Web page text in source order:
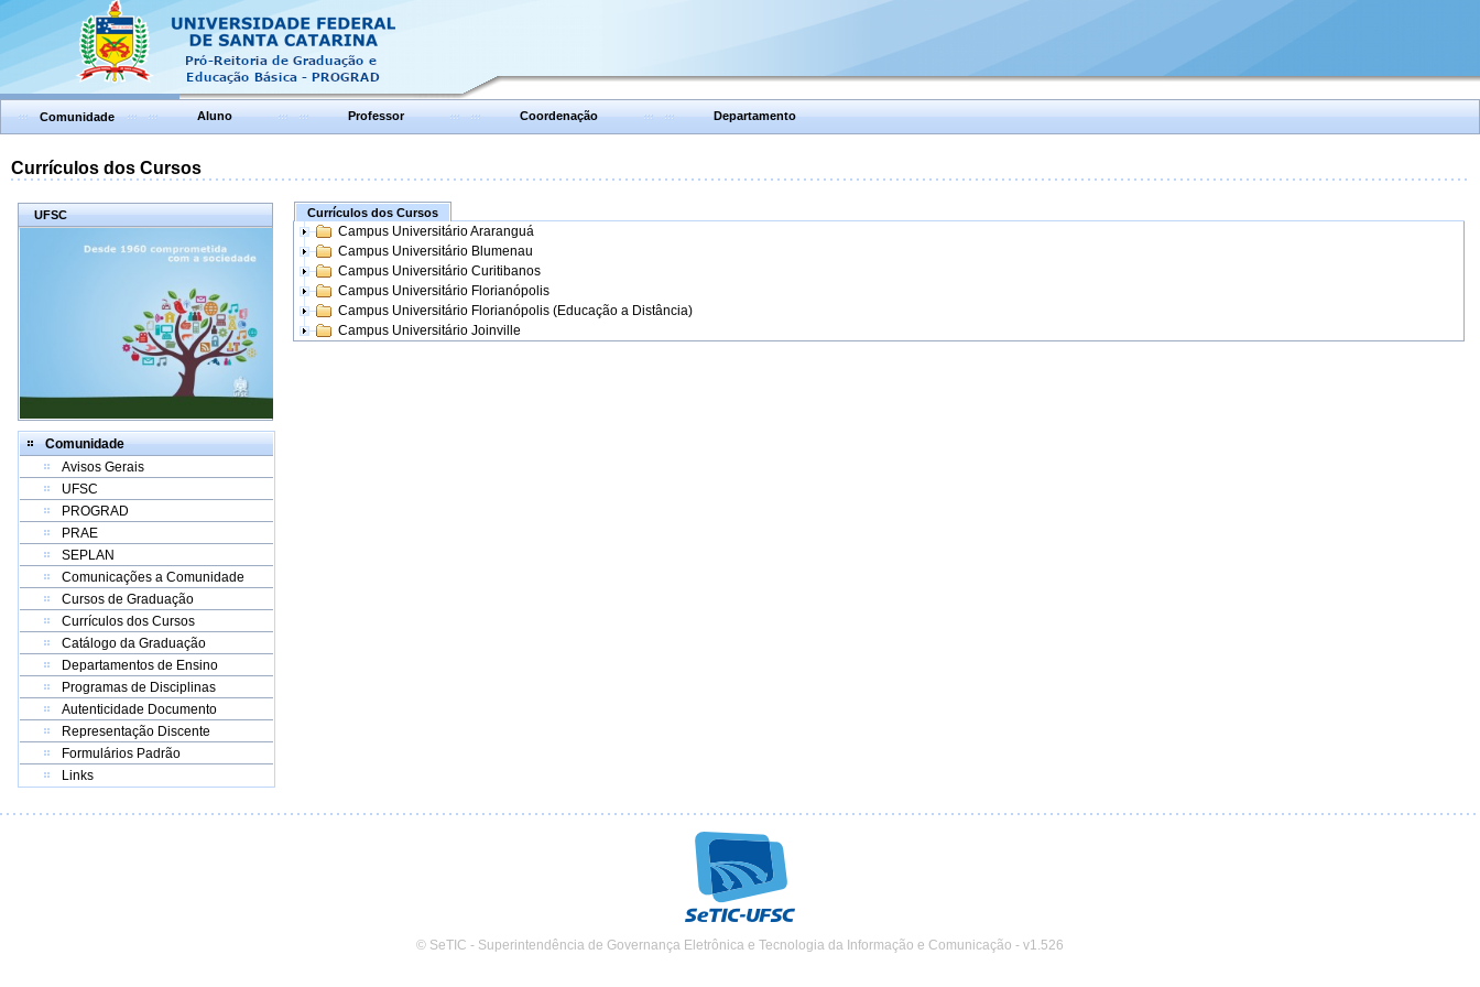
Comunidade Aluno Professor Coordenação Departamento
Currículos dos Cursos
UFSC
Comunidade
Avisos Gerais
UFSC
PROGRAD
PRAE
SEPLAN
Comunicações a Comunidade
Cursos de Graduação
Currículos dos Cursos
Catálogo da Graduação
Departamentos de Ensino
Programas de Disciplinas
Autenticidade Documento
Representação Discente
Formulários Padrão
Links
Currículos dos Cursos
Campus Universitário Araranguá
Campus Universitário Blumenau
Campus Universitário Curitibanos
Campus Universitário Florianópolis
Campus Universitário Florianópolis (Educação a Distância)
Campus Universitário Joinville
© SeTIC - Superintendência de Governança Eletrônica e Tecnologia da Informação e Comunicação - v1.526